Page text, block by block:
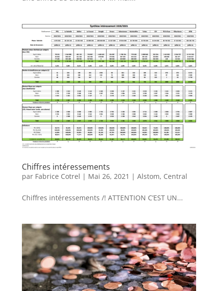
Chiffres intéressements
par Fabrice Cotrel | Mai 26, 2021 | Alstom, Central
Chiffres intéressements /! ATTENTION C’EST UN...